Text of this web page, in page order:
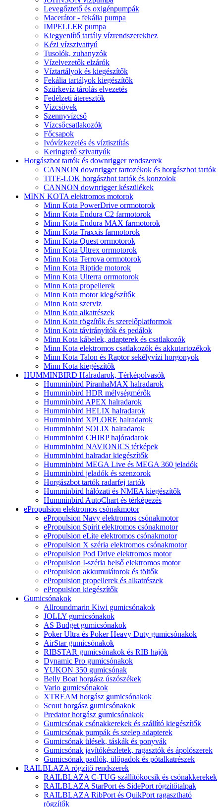
Levegőztető és oxigénpumpák
Macerátor - fekália pumpa
IMPELLER pumpa
Kiegyenlítő tartály vízrendszerekhez
Kézi vízszivattyú
Tusolók, zuhanyzók
Vízelvezetők elzárók
Víztartályok és kiegészítők
Fekália tartályok kiegészítők
Szürkevíz tárolás elvezetés
Fedélzeti áteresztők
Vízcsövek
Szennyvízcső
Vízcsőcsatlakozók
Főcsapok
Ivóvízkezelés és víztisztítás
Keringtető szivattyúk
Horgászbot tartók és downrigger rendszerek
CANNON downrigger tartozékok és horgászbot tartók
TITE-LOK horgászbot tartók és konzolok
CANNON downrigger készülékek
MINN KOTA elektromos motorok
Minn Kota PowerDrive orrmotorok
Minn Kota Endura C2 farmotorok
Minn Kota Endura MAX farmotorok
Minn Kota Traxxis farmotorok
Minn Kota Quest orrmotorok
Minn Kota Ultrex orrmotorok
Minn Kota Terrova orrmotorok
Minn Kota Riptide motorok
Minn Kota Ulterra orrmotorok
Minn Kota propellerek
Minn Kota motor kiegészítők
Minn Kota szerviz
Minn Kota alkatrészek
Minn Kota rögzítők és szerelőplatformok
Minn Kota távirányítók és pedálok
Minn Kota kábelek, adapterek és csatlakozók
Minn Kota elektromos csatlakozók és akkutartozékok
Minn Kota Talon és Raptor sekélyvízi horgonyok
Minn Kota kiegészítők
HUMMINBIRD Halradarok, Térképolvasók
Humminbird PiranhaMAX halradarok
Humminbird HDR mélységmérők
Humminbird APEX halradarok
Humminbird HELIX halradarok
Humminbird XPLORE halradarok
Humminbird SOLIX halradarok
Humminbird CHIRP hajóradarok
Humminbird NAVIONICS térképek
Humminbird halradar kiegészítők
Humminbird MEGA Live és MEGA 360 jeladók
Humminbird jeladók és szenzorok
Horgászbot tartók radarfej tartók
Humminbird hálózati és NMEA kiegészítők
Humminbird AutoChart és térképezés
ePropulsion elektromos csónakmotor
ePropulsion Navy elektromos csónakmotor
ePropulsion Spirit elektromos csónakmotor
ePropulsion eLite elektromos csónakmotor
ePropulsion X széria elektromos csónakmotor
ePropulsion Pod Drive elektromos motor
ePropulsion I-széria belső elektromos motor
ePropulsion akkumulátorok és töltők
ePropulsion propellerek és alkatrészek
ePropulsion kiegészítők
Gumicsónakok
Allroundmarin Kiwi gumicsónakok
JOLLY gumicsónakok
AS Budget gumicsónakok
Poker Ultra és Poker Heavy Duty gumicsónakok
AirStar gumicsónakok
RIBSTAR gumicsónakok és RIB hajók
Dynamic Pro gumicsónakok
YUKON 350 gumicsónak
Belly Boat horgász úszószékek
Vario gumicsónakok
XTREAM horgász gumicsónakok
Scout horgász gumicsónakok
Predator horgász gumicsónakok
Gumicsónak csónakkerekek és szállító kiegészítők
Gumicsónak pumpák és szelep adapterek
Gumicsónak ülések, táskák és ponyvák
Gumicsónak javítókészletek, ragasztók és ápolószerek
Gumicsónak padlók, ülőpadok és pótalkatrészek
RAILBLAZA rögzítő rendszerek
RAILBLAZA C-TUG szállítókocsik és csónakkerekek
RAILBLAZA StarPort és SidePort rögzítőtalpak
RAILBLAZA RibPort és QuikPort ragasztható
rögzítők